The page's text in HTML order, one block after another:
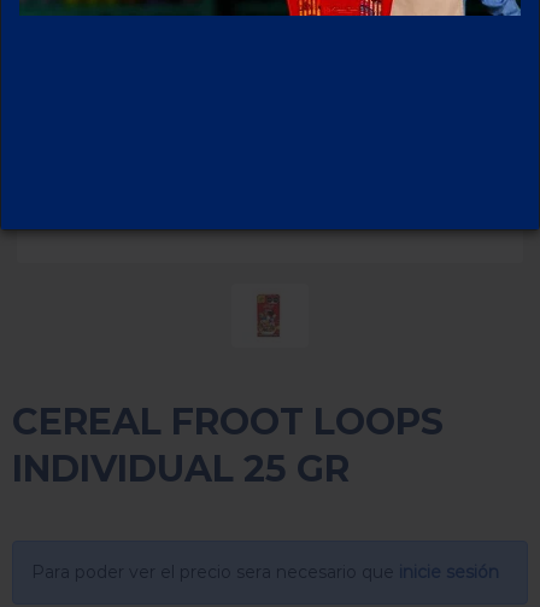
CEREAL FROOT LOOPS
INDIVIDUAL 25 GR
Para poder ver el precio sera necesario que